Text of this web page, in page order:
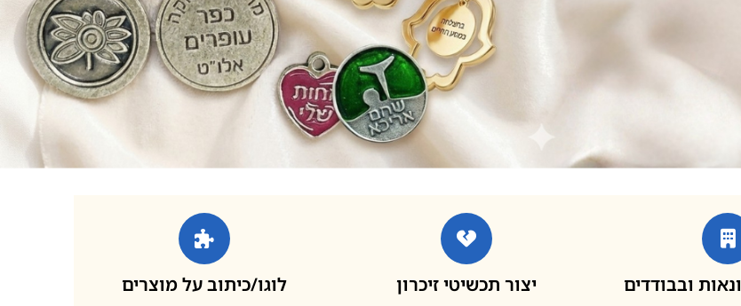
ובבודדים יצור תכשיטי זיכרון לוגו/כיתוב על מוצרים